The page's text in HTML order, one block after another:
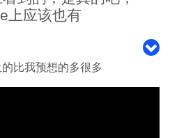
上应该也有
比我预想的多很多